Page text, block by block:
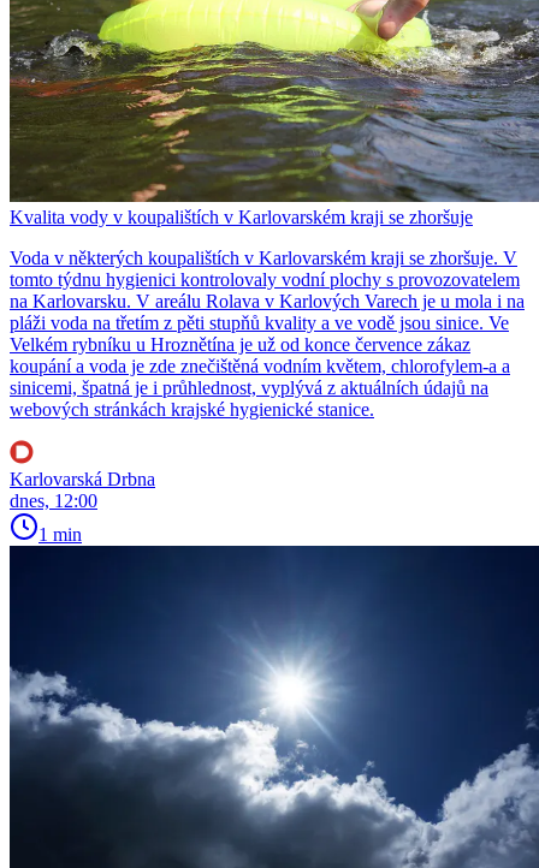
Kvalita vody v koupalištích v Karlovarském kraji se zhoršuje
Voda v některých koupalištích v Karlovarském kraji se zhoršuje. V
tomto týdnu hygienici kontrolovaly vodní plochy s provozovatelem
na Karlovarsku. V areálu Rolava v Karlových Varech je u mola i na
pláži voda na třetím z pěti stupňů kvality a ve vodě jsou sinice. Ve
Velkém rybníku u Hroznětína je už od konce července zákaz
koupání a voda je zde znečištěná vodním květem, chlorofylem-a a
sinicemi, špatná je i průhlednost, vyplývá z aktuálních údajů na
webových stránkách krajské hygienické stanice.
Karlovarská Drbna
dnes, 12:00
1 min